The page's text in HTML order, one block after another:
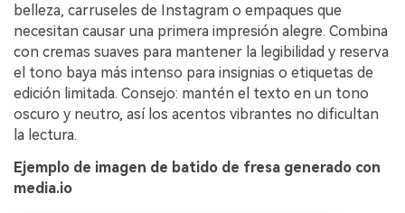
belleza, carruseles de Instagram o empaques que
necesitan causar una primera impresión alegre. Combina
con cremas suaves para mantener la legibilidad y reserva
el tono baya más intenso para insignias o etiquetas de
edición limitada. Consejo: mantén el texto en un tono
oscuro y neutro, así los acentos vibrantes no dificultan
la lectura.
Ejemplo de imagen de batido de fresa generado con
media.io